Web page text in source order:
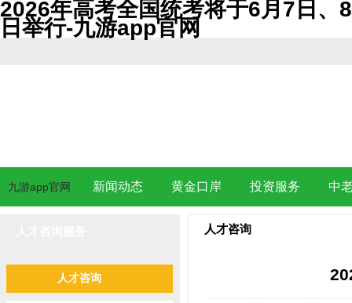
2026年高考全国统考将于6月7日、8
日举行-九游app官网
九游app官网 新闻动态 黄金口岸 投资服务 中
人才咨询
人才咨询